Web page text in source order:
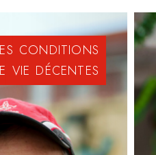
CONDITIONS
VIE DÉCENTES